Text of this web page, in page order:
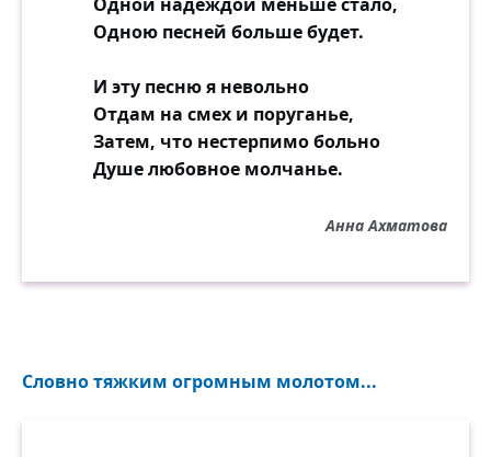
Одною песней больше будет.
И эту песню я невольно
Отдам на смех и поруганье,
Затем, что нестерпимо больно
Душе любовное молчанье.
Анна Ахматова
Словно тяжким огромным молотом...